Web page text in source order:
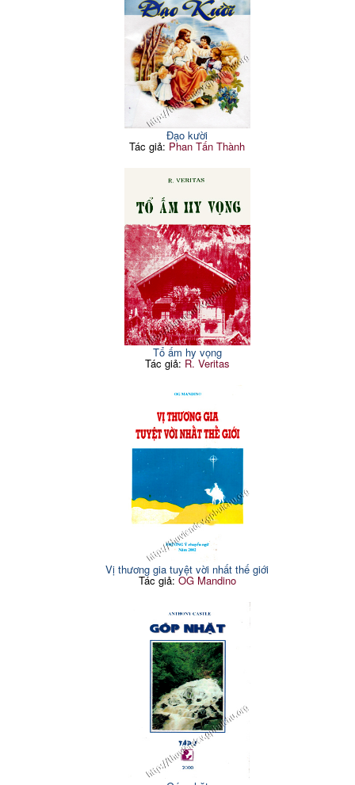
Đạo kười
Tác giả: Phan Tấn Thành
Tổ ấm hy vọng
Tác giả: R. Veritas
Vị thương gia tuyệt vời nhất thế giới
Tác giả: OG Mandino